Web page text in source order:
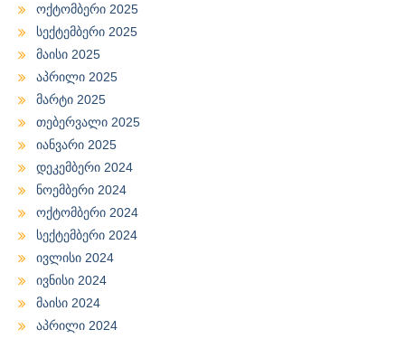
ოქტომბერი 2025
სექტემბერი 2025
მაისი 2025
აპრილი 2025
მარტი 2025
თებერვალი 2025
იანვარი 2025
დეკემბერი 2024
ნოემბერი 2024
ოქტომბერი 2024
სექტემბერი 2024
ივლისი 2024
ივნისი 2024
მაისი 2024
აპრილი 2024